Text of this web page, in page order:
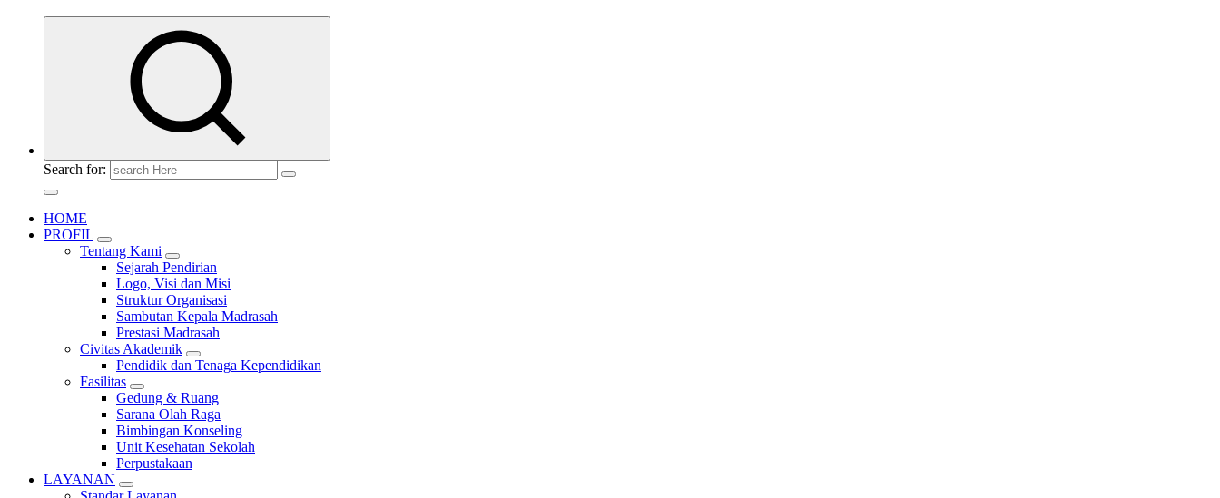
Search for:
HOME
PROFIL
Tentang Kami
Sejarah Pendirian
Logo, Visi dan Misi
Struktur Organisasi
Sambutan Kepala Madrasah
Prestasi Madrasah
Civitas Akademik
Pendidik dan Tenaga Kependidikan
Fasilitas
Gedung & Ruang
Sarana Olah Raga
Bimbingan Konseling
Unit Kesehatan Sekolah
Perpustakaan
LAYANAN